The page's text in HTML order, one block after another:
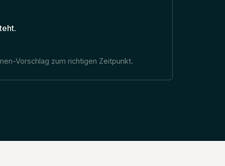
Vorschlag zum richtigen Zeitpunkt.